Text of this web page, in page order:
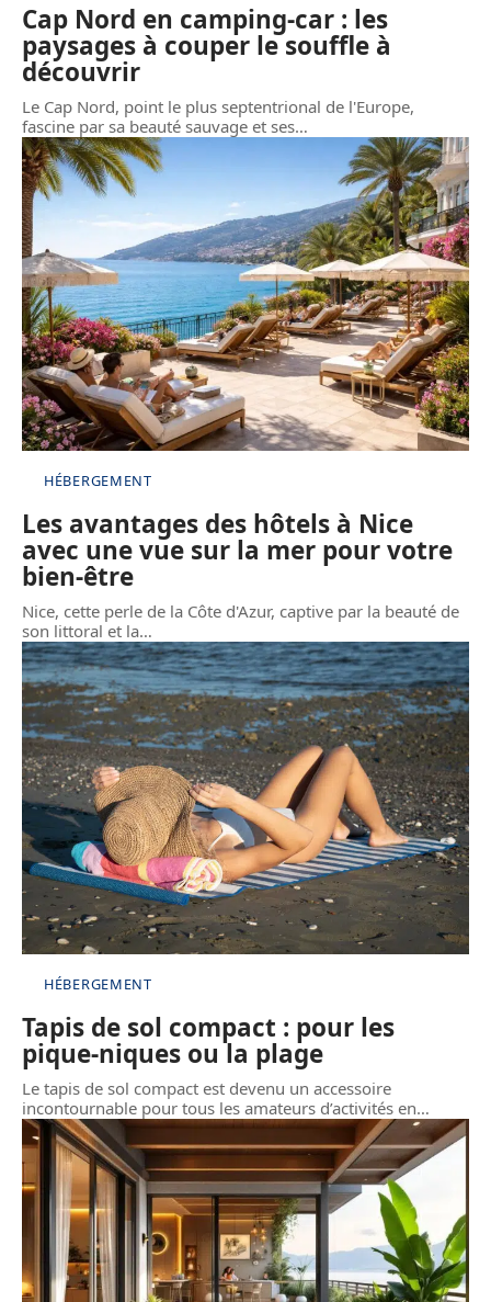
Cap Nord en camping-car : les
paysages à couper le souffle à
découvrir
Le Cap Nord, point le plus septentrional de l'Europe,
fascine par sa beauté sauvage et ses…
HÉBERGEMENT
Les avantages des hôtels à Nice
avec une vue sur la mer pour votre
bien-être
Nice, cette perle de la Côte d'Azur, captive par la beauté de
son littoral et la…
HÉBERGEMENT
Tapis de sol compact : pour les
pique-niques ou la plage
Le tapis de sol compact est devenu un accessoire
incontournable pour tous les amateurs d’activités en…